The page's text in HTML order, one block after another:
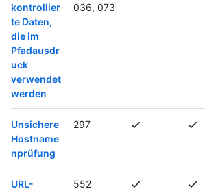
kontrollier
te Daten,
die im
Pfadausdr
uck
verwendet
werden
036, 073
Unsichere
Hostname
nprüfung
297
URL-
552